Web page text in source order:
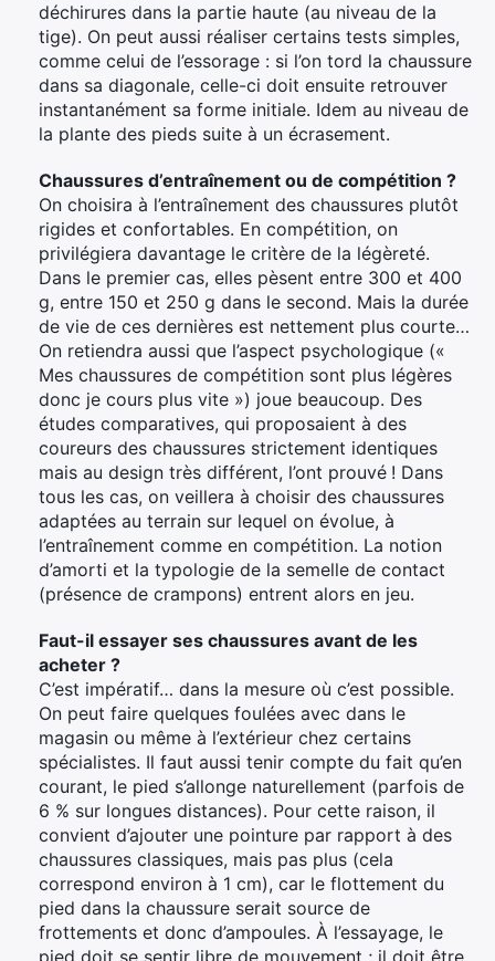
déchirures dans la partie haute (au niveau de la
tige). On peut aussi réaliser certains tests simples,
comme celui de l’essorage : si l’on tord la chaussure
dans sa diagonale, celle-ci doit ensuite retrouver
instantanément sa forme initiale. Idem au niveau de
la plante des pieds suite à un écrasement.
Chaussures d’entraînement ou de compétition ?
On choisira à l’entraînement des chaussures plutôt
rigides et confortables. En compétition, on
privilégiera davantage le critère de la légèreté.
Dans le premier cas, elles pèsent entre 300 et 400
g, entre 150 et 250 g dans le second. Mais la durée
de vie de ces dernières est nettement plus courte…
On retiendra aussi que l’aspect psychologique («
Mes chaussures de compétition sont plus légères
donc je cours plus vite ») joue beaucoup. Des
études comparatives, qui proposaient à des
coureurs des chaussures strictement identiques
mais au design très différent, l’ont prouvé ! Dans
tous les cas, on veillera à choisir des chaussures
adaptées au terrain sur lequel on évolue, à
l’entraînement comme en compétition. La notion
d’amorti et la typologie de la semelle de contact
(présence de crampons) entrent alors en jeu.
Faut-il essayer ses chaussures avant de les
acheter ?
C’est impératif… dans la mesure où c’est possible.
On peut faire quelques foulées avec dans le
magasin ou même à l’extérieur chez certains
spécialistes. Il faut aussi tenir compte du fait qu’en
courant, le pied s’allonge naturellement (parfois de
6 % sur longues distances). Pour cette raison, il
convient d’ajouter une pointure par rapport à des
chaussures classiques, mais pas plus (cela
correspond environ à 1 cm), car le flottement du
pied dans la chaussure serait source de
frottements et donc d’ampoules. À l’essayage, le
pied doit se sentir libre de mouvement ; il doit être